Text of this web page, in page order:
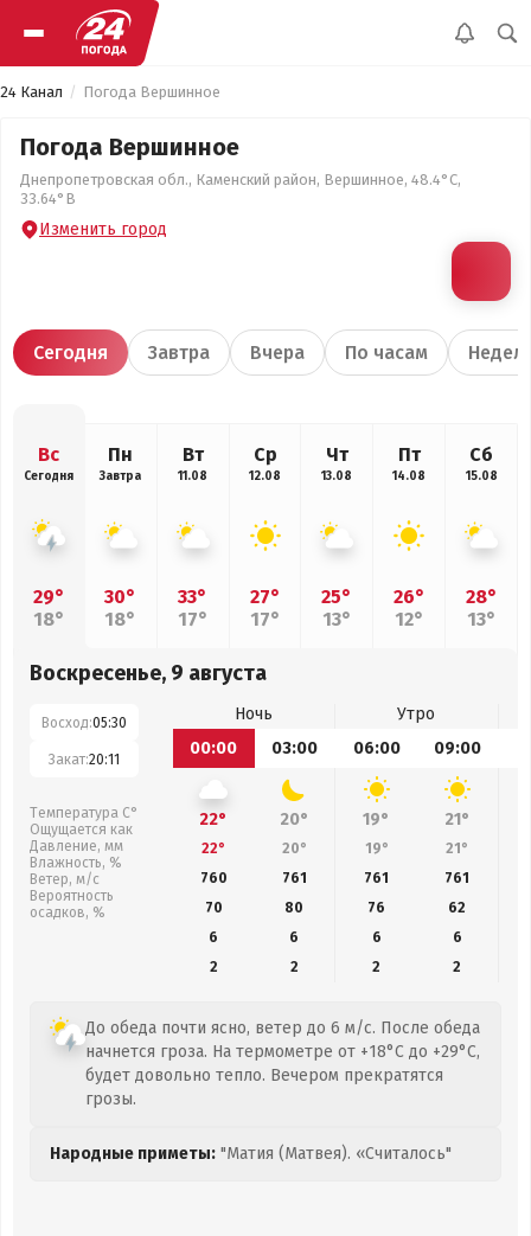
24 Канал Погода Вершинное
Погода Вершинное
Днепропетровская обл., Каменский район, Вершинное, 48.4°С,
33.64°В
Изменить город
Сегодня Завтра Вчера По часам
Вс
Сегодня
29°
18°
Пн
Завтра
30°
18°
Вт
11.08
33°
17°
Ср
12.08
27°
17°
Чт
13.08
25°
13°
Пт
14.08
26°
12°
Сб
15.08
28°
13°
Воскресенье, 9 августа
Восход:05:30
Закат:20:11
Температура С°
Ощущается как
Давление, мм
Влажность, %
Ветер, м/с
Вероятность
осадков, %
Ночь
Утро
00:00
03:00 06:00 09:00
22° 20° 19° 21°
22° 20° 19° 21°
760
761 761 761
70
80 76 62
6
6 6
6
2
2 2 2
До обеда почти ясно, ветер до 6 м/с. После обеда
начнется гроза. На термометре от +18°C до +29°C,
будет довольно тепло. Вечером прекратятся
грозы.
Народные приметы: "Матия (Матвея). «Считалось"